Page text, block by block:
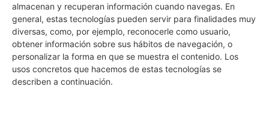
almacenan y recuperan información cuando navegas. En
general, estas tecnologías pueden servir para finalidades muy
diversas, como, por ejemplo, reconocerle como usuario,
obtener información sobre sus hábitos de navegación, o
personalizar la forma en que se muestra el contenido. Los
usos concretos que hacemos de estas tecnologías se
describen a continuación.